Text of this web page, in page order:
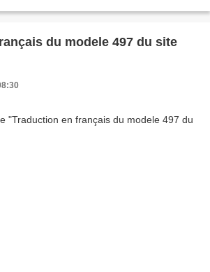
du modele 497 du site